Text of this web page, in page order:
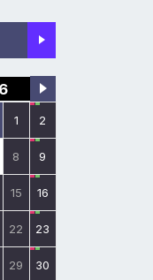
1 2
8 9
15 16
22 23
29 30